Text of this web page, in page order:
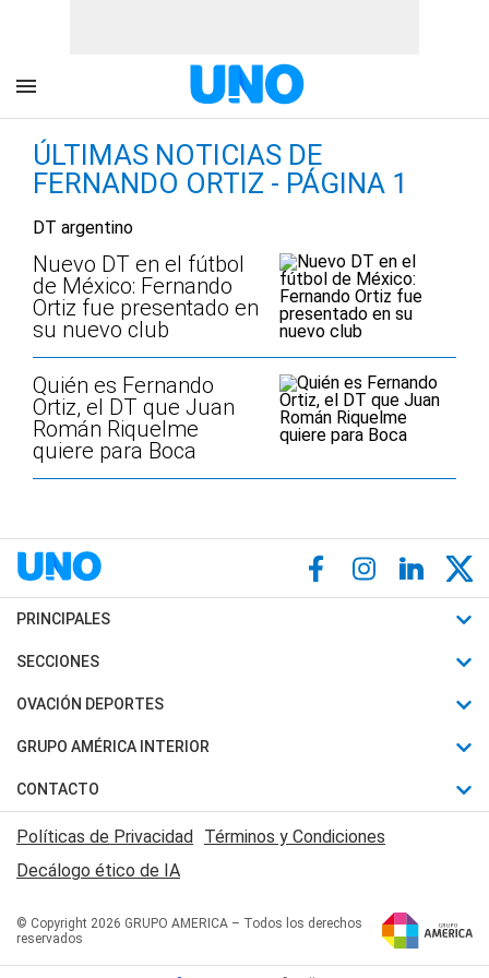
ÚLTIMAS NOTICIAS DE
FERNANDO ORTIZ - PÁGINA 1
DT argentino
Nuevo DT en el fútbol
de México: Fernando
Ortiz fue presentado en
su nuevo club
Quién es Fernando
Ortiz, el DT que Juan
Román Riquelme
quiere para Boca
PRINCIPALES
Últimas Noticias
Política
Judiciales
Economia
SECCIONES
Horóscopo
Motores
Trucos caseros
Series y Películas
Edictos y Solicitadas
OVACIÓN DEPORTES
Fútbol
Mundial
Automovilismo
Rugby
Básquet
GRUPO AMÉRICA INTERIOR
Canal 7 en Vivo
San Juan 8
CONTACTO
Acerca de Nosotros
Contactanos
Políticas de Privacidad Términos y Condiciones
Decálogo ético de IA
© Copyright 2026 GRUPO AMERICA – Todos los derechos
reservados